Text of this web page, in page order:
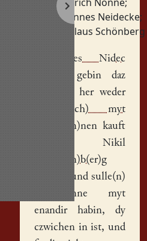
Johannes Neidecke;
Nikolaus Schönberg
Joh(ann)es Nidec
hat uf gebin daz
, daz her weder
H(ei)nr(ich) myt
der No(n)nenkauft
Nikil
Schone(n)b(er)g
erplich, und sulle(n)
rinne myt
enandir habin, dy
czwichen in ist, und